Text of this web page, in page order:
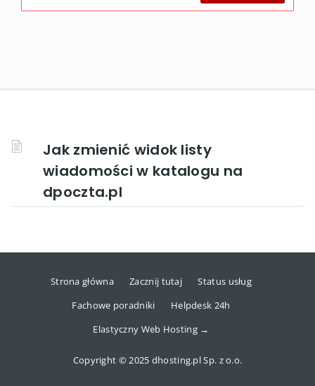
Jak zmienić widok listy
wiadomości w katalogu na
dpoczta.pl
Strona główna Zacznij tutaj
Status usług
Fachowe poradniki
Helpdesk 24h
Elastyczny Web Hosting →
Copyright © 2025 dhosting.pl Sp. z o.o.